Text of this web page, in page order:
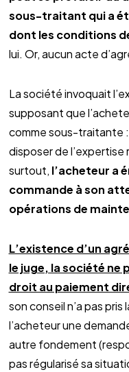
sous-traitant qui a
dont les conditions
lui. Or, aucun acte
La société invoquait
supposant que
comme sous-traitante :
disposer de
surtout, l’acheteur a
commande à son
opérations de
L’existence d’un
le juge, la société ne
droit au paiement
son conseil n’a pas
l’acheteur une
autre fondement
pas régularisé sa